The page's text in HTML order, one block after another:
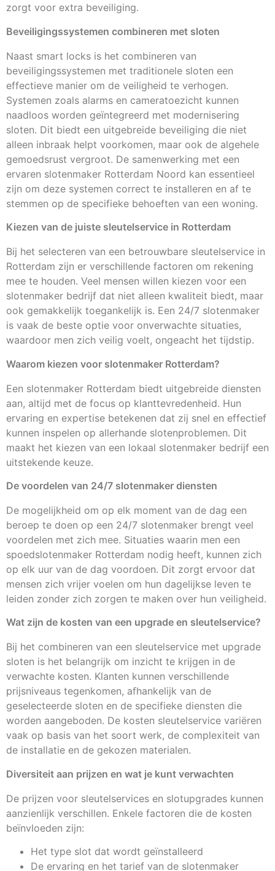
zorgt voor extra beveiliging.
Beveiligingssystemen combineren met sloten
Naast smart locks is het combineren van
beveiligingssystemen met traditionele sloten een
effectieve manier om de veiligheid te verhogen.
Systemen zoals alarms en cameratoezicht kunnen
naadloos worden geïntegreerd met modernisering
sloten. Dit biedt een uitgebreide beveiliging die niet
alleen inbraak helpt voorkomen, maar ook de algehele
gemoedsrust vergroot. De samenwerking met een
ervaren slotenmaker Rotterdam Noord kan essentieel
zijn om deze systemen correct te installeren en af te
stemmen op de specifieke behoeften van een woning.
Kiezen van de juiste sleutelservice in Rotterdam
Bij het selecteren van een betrouwbare sleutelservice in
Rotterdam zijn er verschillende factoren om rekening
mee te houden. Veel mensen willen kiezen voor een
slotenmaker bedrijf dat niet alleen kwaliteit biedt, maar
ook gemakkelijk toegankelijk is. Een 24/7 slotenmaker
is vaak de beste optie voor onverwachte situaties,
waardoor men zich veilig voelt, ongeacht het tijdstip.
Waarom kiezen voor slotenmaker Rotterdam?
Een slotenmaker Rotterdam biedt uitgebreide diensten
aan, altijd met de focus op klanttevredenheid. Hun
ervaring en expertise betekenen dat zij snel en effectief
kunnen inspelen op allerhande slotenproblemen. Dit
maakt het kiezen van een lokaal slotenmaker bedrijf een
uitstekende keuze.
De voordelen van 24/7 slotenmaker diensten
De mogelijkheid om op elk moment van de dag een
beroep te doen op een 24/7 slotenmaker brengt veel
voordelen met zich mee. Situaties waarin men een
spoedslotenmaker Rotterdam nodig heeft, kunnen zich
op elk uur van de dag voordoen. Dit zorgt ervoor dat
mensen zich vrijer voelen om hun dagelijkse leven te
leiden zonder zich zorgen te maken over hun veiligheid.
Wat zijn de kosten van een upgrade en sleutelservice?
Bij het combineren van een sleutelservice met upgrade
sloten is het belangrijk om inzicht te krijgen in de
verwachte kosten. Klanten kunnen verschillende
prijsniveaus tegenkomen, afhankelijk van de
geselecteerde sloten en de specifieke diensten die
worden aangeboden. De kosten sleutelservice variëren
vaak op basis van het soort werk, de complexiteit van
de installatie en de gekozen materialen.
Diversiteit aan prijzen en wat je kunt verwachten
De prijzen voor sleutelservices en slotupgrades kunnen
aanzienlijk verschillen. Enkele factoren die de kosten
beïnvloeden zijn:
Het type slot dat wordt geïnstalleerd
De ervaring en het tarief van de slotenmaker